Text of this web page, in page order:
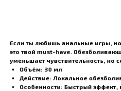
Если ты любишь анальные игры,
это твой must-have.
уменьшает чувствительность, но
Объём: 30 мл
Действие: Локальное
Особенности: Быстрый эффект,